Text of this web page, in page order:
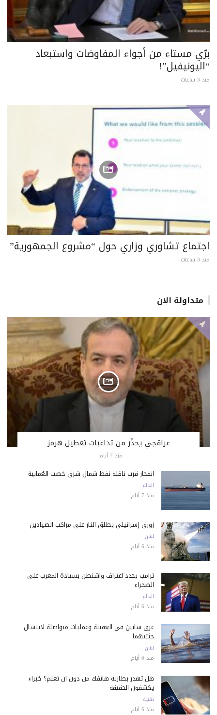
برّي مستاء من أجواء المفاوضات واستبعاد
“اليونيفيل”!
منذ 3 ساعات
اجتماع تشاوري وزاري حول “مشروع الجمهورية”
منذ 3 ساعات
متداولة الان
عراقجي يحذّر من تداعيات تعطيل هرمز
منذ 7 أيام
انفجار قرب ناقلة نفط شمال شرق خصب العُمانية
العالم
منذ 7 أيام
زورق إسرائيلي يطلق النار على مراكب الصيادين
لبنان
منذ 6 أيام
ترامب يجدد اعتراف واشنطن بسيادة المغرب على
الصحراء
العالم
منذ 6 أيام
غرق شابين في العقيبة وعمليات متواصلة لانتشال
جثتيهما
لبنان
منذ 6 أيام
هل تُهدر بطارية هاتفك من دون أن تعلم؟ خبراء
يكشفون الحقيقة
تقنية
منذ 6 أيام